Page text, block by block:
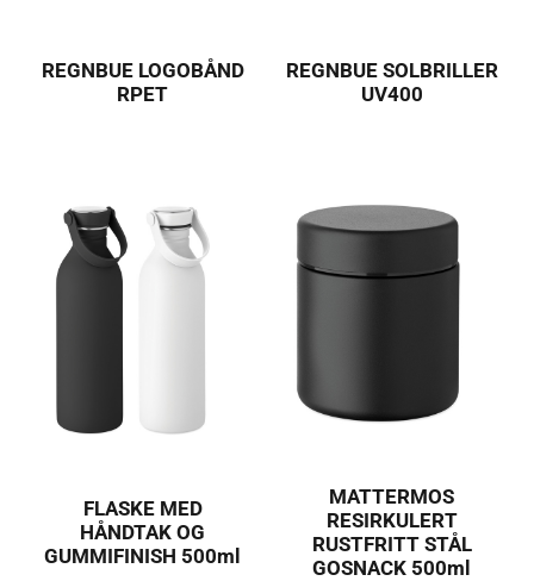
REGNBUE LOGOBÅND
RPET
REGNBUE SOLBRILLER
UV400
FLASKE MED
HÅNDTAK OG
GUMMIFINISH 500ml
MATTERMOS
RESIRKULERT
RUSTFRITT STÅL
GOSNACK 500ml